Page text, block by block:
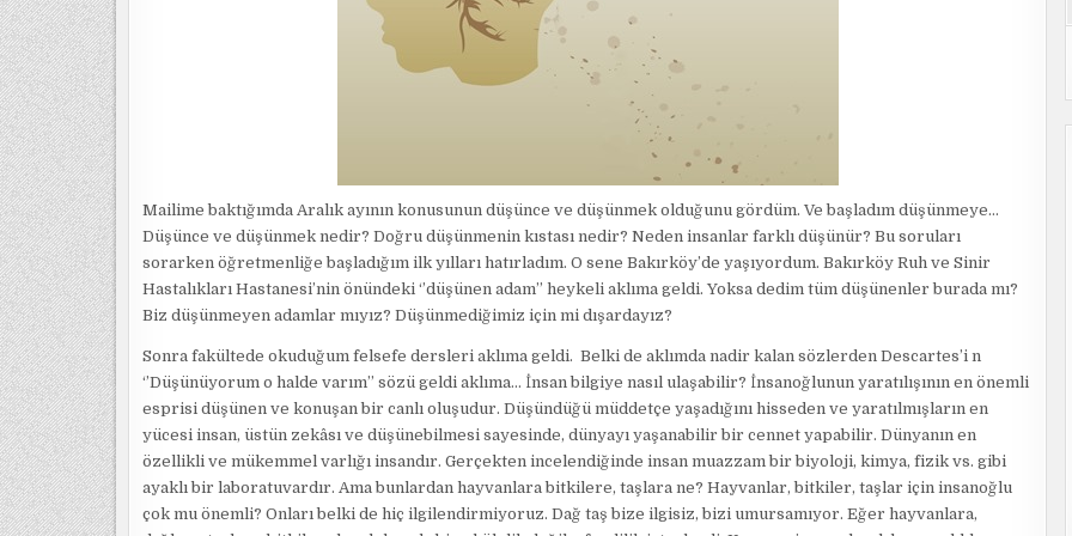
Mailime baktığımda Aralık ayının konusunun düşünce ve düşünmek olduğunu gördüm. Ve başladım düşünmeye…
Düşünce ve düşünmek nedir? Doğru düşünmenin kıstası nedir? Neden insanlar farklı düşünür? Bu soruları
sorarken öğretmenliğe başladığım ilk yılları hatırladım. O sene Bakırköy’de yaşıyordum. Bakırköy Ruh ve Sinir
Hastalıkları Hastanesi’nin önündeki ‘’düşünen adam’’ heykeli aklıma geldi. Yoksa dedim tüm düşünenler burada mı?
Biz düşünmeyen adamlar mıyız? Düşünmediğimiz için mi dışardayız?
Sonra fakültede okuduğum felsefe dersleri aklıma geldi. Belki de aklımda nadir kalan sözlerden Descartes’i n
‘’Düşünüyorum o halde varım’’ sözü geldi aklıma… İnsan bilgiye nasıl ulaşabilir? İnsanoğlunun yaratılışının en önemli
esprisi düşünen ve konuşan bir canlı oluşudur. Düşündüğü müddetçe yaşadığını hisseden ve yaratılmışların en
yücesi insan, üstün zekâsı ve düşünebilmesi sayesinde, dünyayı yaşanabilir bir cennet yapabilir. Dünyanın en
özellikli ve mükemmel varlığı insandır. Gerçekten incelendiğinde insan muazzam bir biyoloji, kimya, fizik vs. gibi
ayaklı bir laboratuvardır. Ama bunlardan hayvanlara bitkilere, taşlara ne? Hayvanlar, bitkiler, taşlar için insanoğlu
çok mu önemli? Onları belki de hiç ilgilendirmiyoruz. Dağ taş bize ilgisiz, bizi umursamıyor. Eğer hayvanlara,